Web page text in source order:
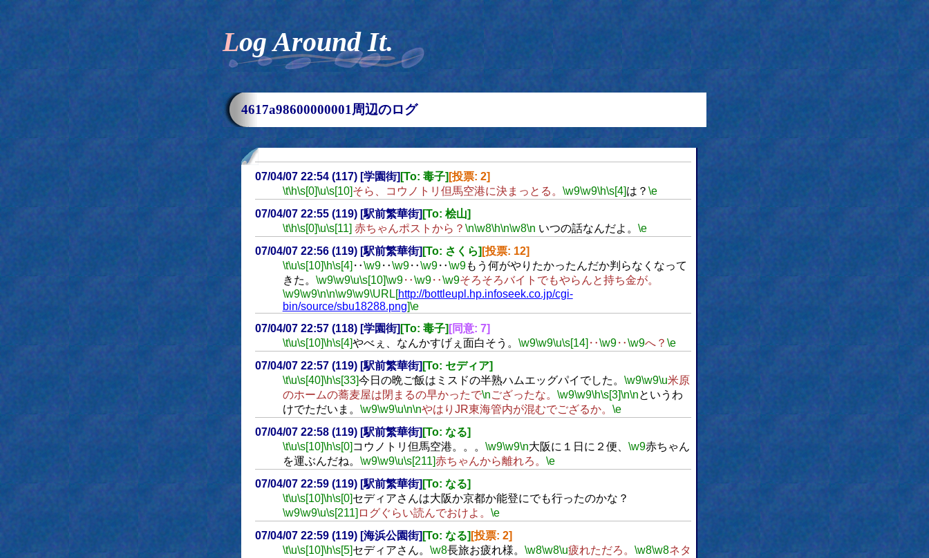
Log Around It.
4617a98600000001周辺のログ
07/04/07 22:54 (117) [学園街] [To: 毒子] [投票: 2]
\t\h\s[0]\u\s[10]そら、コウノトリ但馬空港に決まっとる。 \w9\w9\h\s[4]は？ \e
07/04/07 22:55 (119) [駅前繁華街] [To: 桧山]
\t\h\s[0]\u\s[11] 赤ちゃんポストから？ \n\w8\h\n\w8\n いつの話なんだよ。 \e
07/04/07 22:56 (119) [駅前繁華街] [To: さくら] [投票: 12]
\t\u\s[10]\h\s[4] ‥\w9‥\w9‥\w9‥\w9もう何がやりたかったんだか判らなくなって
きた。 \w9\w9\u\s[10]\w9‥\w9‥\w9そろそろバイトでもやらんと持ち金が。
\w9\w9\n\n\w9\w9\URL[http://bottleupl.hp.infoseek.co.jp/cgi-
bin/source/sbu18288.png]\e
07/04/07 22:57 (118) [学園街] [To: 毒子] [同意: 7]
\t\u\s[10]\h\s[4]やべぇ、なんかすげぇ面白そう。 \w9\w9\u\s[14] ‥\w9‥\w9へ？ \e
07/04/07 22:57 (119) [駅前繁華街] [To: セディア]
\t\u\s[40]\h\s[33]今日の晩ご飯はミスドの半熟ハムエッグパイでした。 \w9\w9\u米原
のホームの蕎麦屋は閉まるの早かったで\nござったな。 \w9\w9\h\s[3]\n\nというわ
けでただいま。 \w9\w9\u\n\nやはりJR東海管内が混むでござるか。 \e
07/04/07 22:58 (119) [駅前繁華街] [To: なる]
\t\u\s[10]\h\s[0] コウノトリ但馬空港。。。 \w9\w9\n大阪に１日に２便、 \w9赤ちゃん
を運ぶんだね。 \w9\w9\u\s[211]赤ちゃんから離れろ。 \e
07/04/07 22:59 (119) [駅前繁華街] [To: なる]
\t\u\s[10]\h\s[0]セディアさんは大阪か京都か能登にでも行ったのかな？
\w9\w9\u\s[211] ログぐらい読んでおけよ。 \e
07/04/07 22:59 (119) [海浜公園街] [To: なる] [投票: 2]
\t\u\s[10]\h\s[5]セディアさん。 \w8長旅お疲れ様。 \w8\w8\u疲れただろ。 \w8\w8ネタ